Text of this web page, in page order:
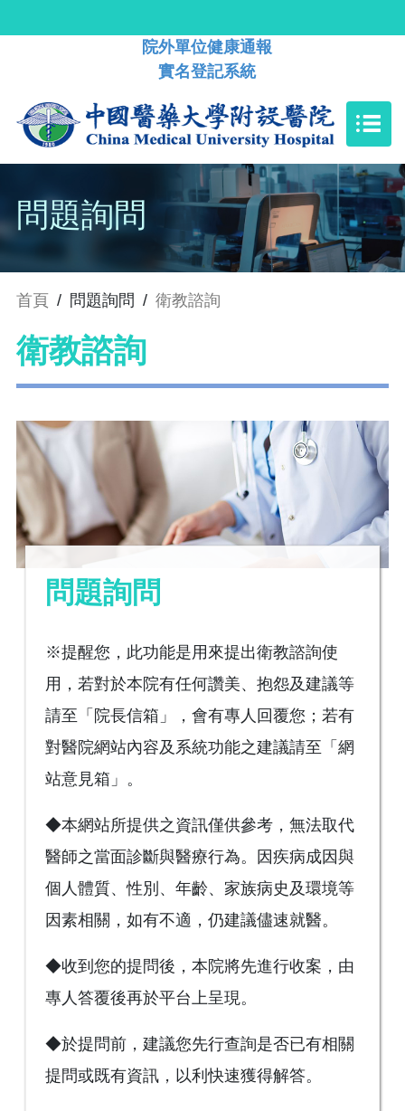
院外單位健康通報
實名登記系統
問題詢問
首頁 / 問題詢問 / 衛教諮詢
衛教諮詢
問題詢問
※提醒您，此功能是用來提出衛教諮詢使
用，若對於本院有任何讚美、抱怨及建議等
請至「院長信箱」，會有專人回覆您；若有
對醫院網站內容及系統功能之建議請至「網
站意見箱」。
◆本網站所提供之資訊僅供參考，無法取代
醫師之當面診斷與醫療行為。因疾病成因與
個人體質、性別、年齡、家族病史及環境等
因素相關，如有不適，仍建議儘速就醫。
◆收到您的提問後，本院將先進行收案，由
專人答覆後再於平台上呈現。
◆於提問前，建議您先行查詢是否已有相關
提問或既有資訊，以利快速獲得解答。